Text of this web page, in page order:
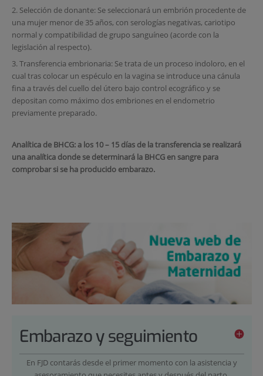
2. Selección de donante: Se seleccionará un embrión procedente de
una mujer menor de 35 años, con serologías negativas, cariotipo
normal y compatibilidad de grupo sanguíneo (acorde con la
legislación al respecto).
3. Transferencia embrionaria: Se trata de un proceso indoloro, en el
cual tras colocar un espéculo en la vagina se introduce una cánula
fina a través del cuello del útero bajo control ecográfico y se
depositan como máximo dos embriones en el endometrio
previamente preparado.
Analítica de BHCG: a los 10 – 15 días de la transferencia se realizará
una analítica donde se determinará la BHCG en sangre para
comprobar si se ha producido embarazo.
Embarazo y seguimiento
En FJD contarás desde el primer momento con la asistencia y